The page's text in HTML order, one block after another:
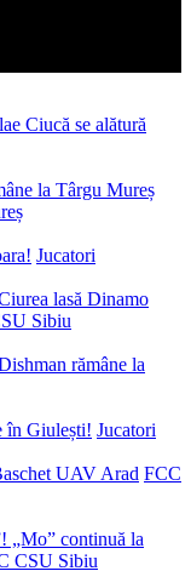
Ciucă se alătură
la Târgu Mureș
Jucatori
lasă Dinamo
Sibiu
rămâne la
în Giulești! Jucatori
UAV Arad FCC
„Mo” continuă la
CSU Sibiu